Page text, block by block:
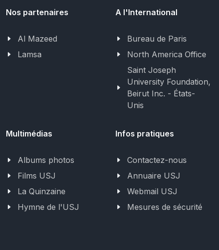
Nos partenaires
Al Mazeed
Lamsa
A l'International
Bureau de Paris
North America Office
Saint Joseph
University Foundation,
Beirut Inc. - États-
Unis
Multimédias
Albums photos
Films USJ
La Quinzaine
Hymne de l'USJ
Infos pratiques
Contactez-nous
Annuaire USJ
Webmail USJ
Mesures de sécurité